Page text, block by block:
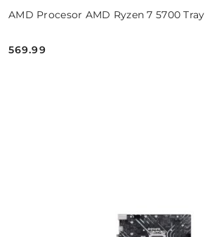
AMD Procesor AMD Ryzen 7 5700 Tray
Cena:
569.99